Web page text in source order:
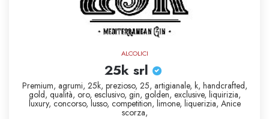
ALCOLICI
25k srl
Premium, agrumi, 25k, prezioso, 25, artigianale, k, handcrafted,
gold, qualità, oro, esclusivo, gin, golden, exclusive, liquirizia,
luxury, concorso, lusso, competition, limone, liquerizia, Anice
scorza,